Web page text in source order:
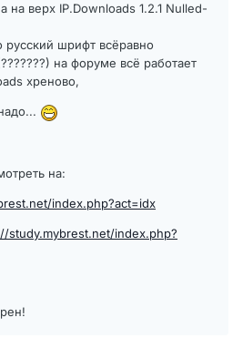
на верх IP.Downloads 1.2.1 Nulled-
русский шрифт всёравно
на форуме всё работает
хреново,
на:
index.php?act=idx
study.mybrest.net/index.php?